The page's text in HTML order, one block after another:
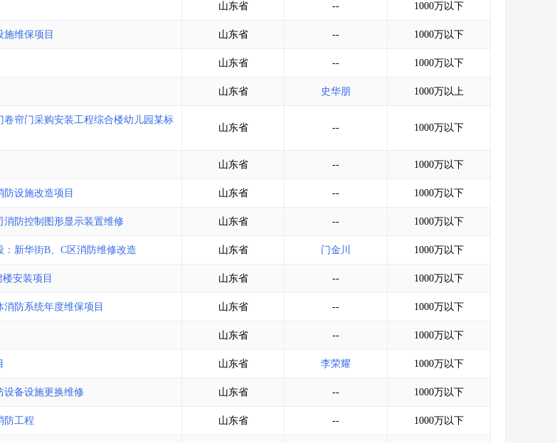
山东省 -- 1000万以下
维保项目 山东省 -- 1000万以下
山东省 -- 1000万以下
山东省 史华朋 1000万以上
帘门采购安装工程综合楼幼儿园某标
山东省 -- 1000万以下
山东省 -- 1000万以下
设施改造项目 山东省 -- 1000万以下
消防控制图形显示装置维修 山东省 -- 1000万以下
新华街B、C区消防维修改造 山东省 门金川 1000万以下
安装项目 山东省 -- 1000万以下
防系统年度维保项目 山东省 -- 1000万以下
山东省 -- 1000万以下
山东省 李荣耀 1000万以下
设备设施更换维修 山东省 -- 1000万以下
防工程 山东省 -- 1000万以下